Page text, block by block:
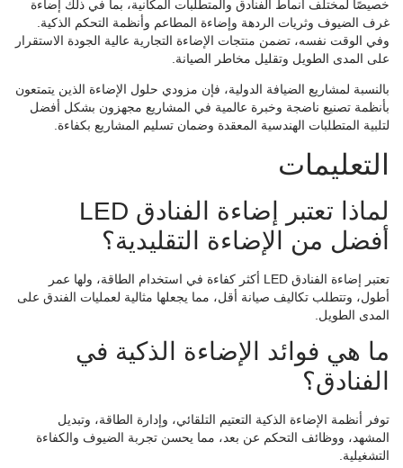
خصيصًا لمختلف أنماط الفنادق والمتطلبات المكانية، بما في ذلك إضاءة
غرف الضيوف وثريات الردهة وإضاءة المطاعم وأنظمة التحكم الذكية.
وفي الوقت نفسه، تضمن منتجات الإضاءة التجارية عالية الجودة الاستقرار
على المدى الطويل وتقليل مخاطر الصيانة.
بالنسبة لمشاريع الضيافة الدولية، فإن مزودي حلول الإضاءة الذين يتمتعون
بأنظمة تصنيع ناضجة وخبرة عالمية في المشاريع مجهزون بشكل أفضل
لتلبية المتطلبات الهندسية المعقدة وضمان تسليم المشاريع بكفاءة.
التعليمات
لماذا تعتبر إضاءة الفنادق LED
أفضل من الإضاءة التقليدية؟
تعتبر إضاءة الفنادق LED أكثر كفاءة في استخدام الطاقة، ولها عمر
أطول، وتتطلب تكاليف صيانة أقل، مما يجعلها مثالية لعمليات الفندق على
المدى الطويل.
ما هي فوائد الإضاءة الذكية في
الفنادق؟
توفر أنظمة الإضاءة الذكية التعتيم التلقائي، وإدارة الطاقة، وتبديل
المشهد، ووظائف التحكم عن بعد، مما يحسن تجربة الضيوف والكفاءة
التشغيلية.